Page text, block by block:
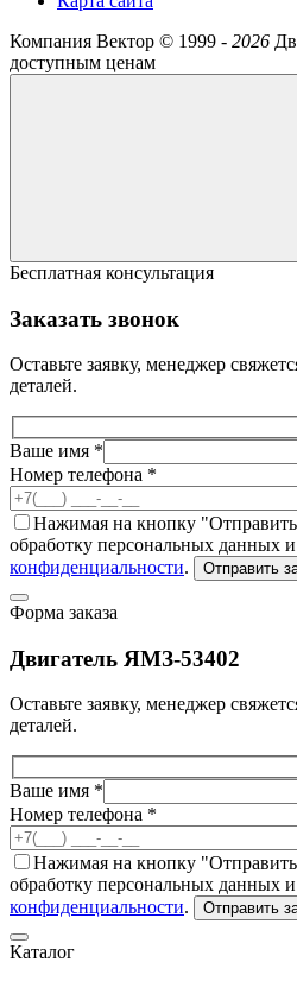
Компания Вектор © 1999 - 2026
доступным ценам
Бесплатная консультация
Заказать звонок
Оставьте заявку, менеджер
деталей.
Ваше имя *
Номер телефона *
Нажимая на кнопку
обработку персональных данных
конфиденциальности. Отправить
Форма заказа
Двигатель ЯМЗ-53402
Оставьте заявку, менеджер
деталей.
Ваше имя *
Номер телефона *
Нажимая на кнопку
обработку персональных данных
конфиденциальности. Отправить
Каталог